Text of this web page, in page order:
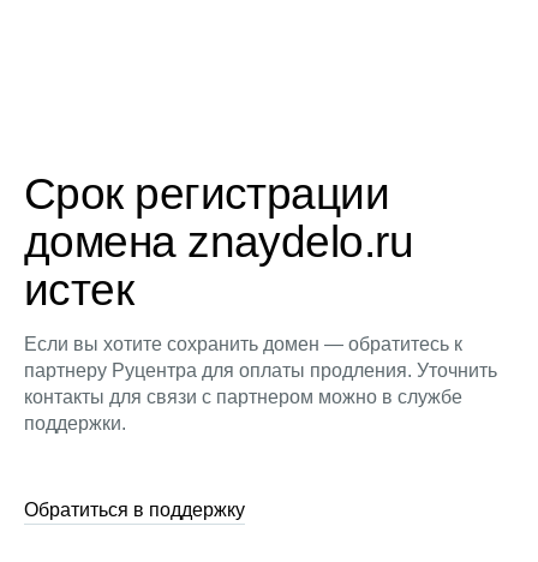
Срок регистрации
домена znaydelo.ru
истек
Если вы хотите сохранить домен — обратитесь к
партнеру Руцентра для оплаты продления. Уточнить
контакты для связи с партнером можно в службе
поддержки.
Обратиться в поддержку